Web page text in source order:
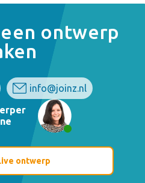
ontwerp
info@joinz.nl
ontwerp